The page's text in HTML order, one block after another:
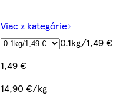
Viac z kategórie
0.1kg/1,49 €
1,49 €
14,90 €/kg